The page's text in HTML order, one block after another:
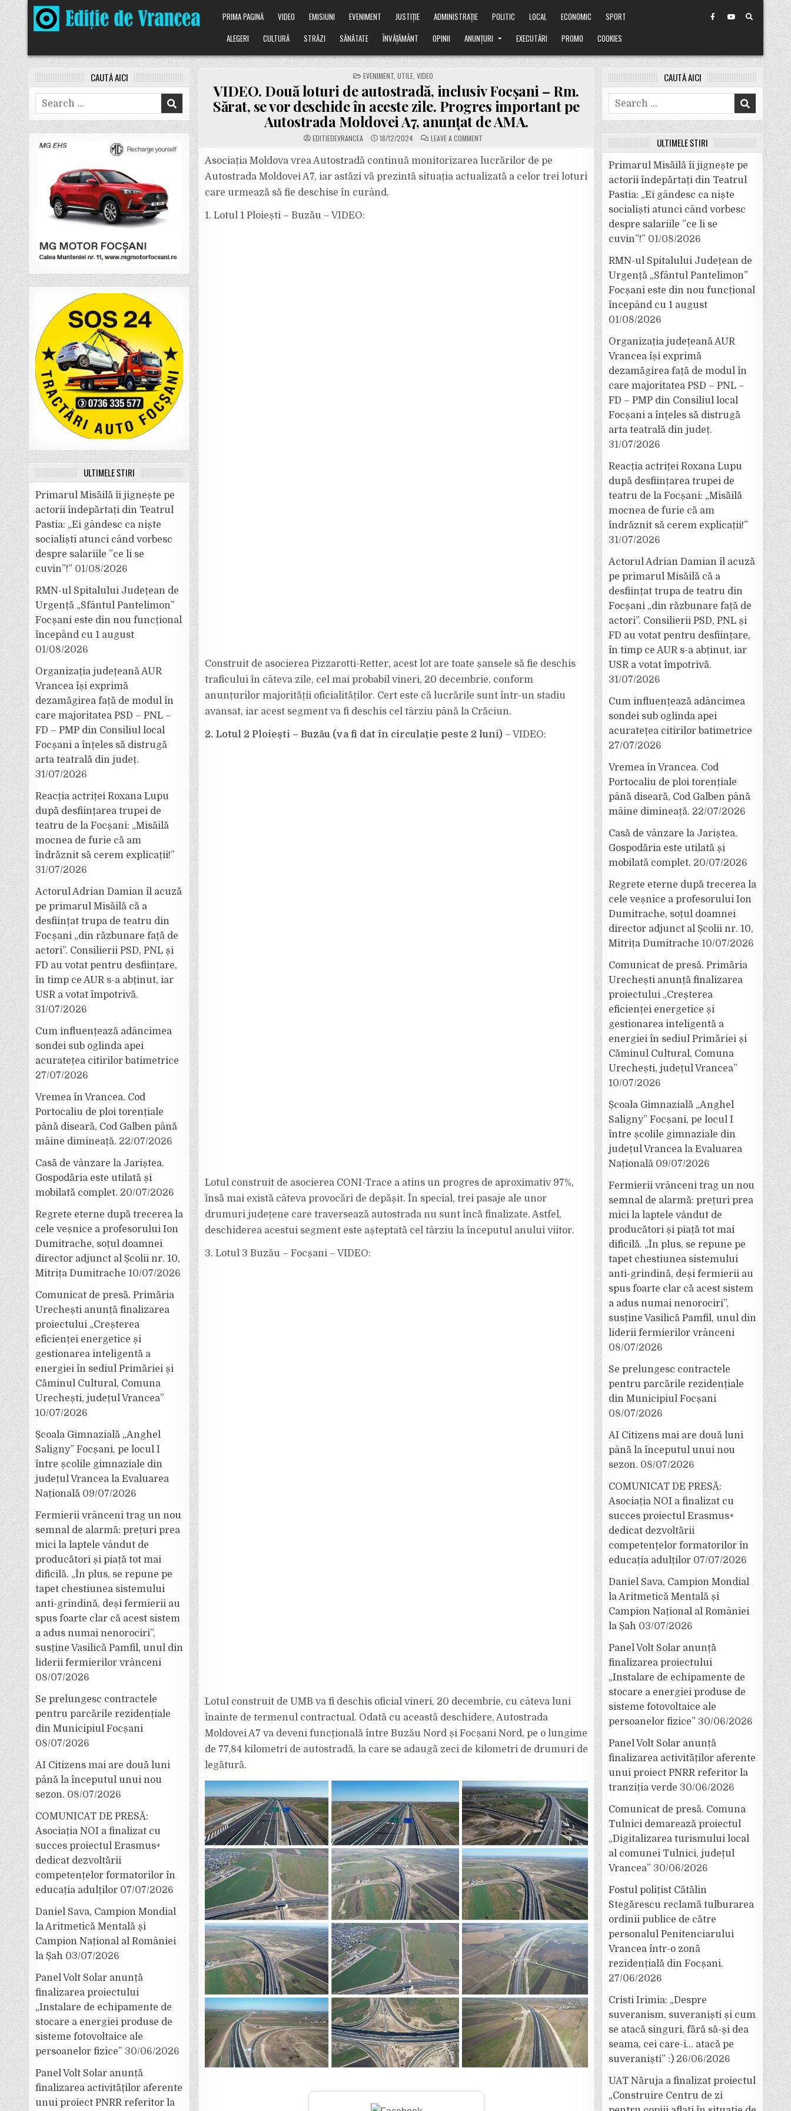
Skip
to
content
PRIMA PAGINĂ VIDEO EMISIUNI EVENIMENT JUSTIȚIE ADMINISTRAȚIE POLITIC LOCAL ECONOMIC
SPORT
ALEGERI
CULTURĂ STRĂZI SĂNĂTATE ÎNVĂȚĂMÂNT OPINII ANUNȚURI EXECUTĂRI PROMO COOKIES
POSTED
IN
EVENIMENT ,UTILE ,VIDEO
VIDEO. Două loturi de autostradă, inclusiv Focșani – Rm.
Sărat, se vor deschide în aceste zile. Progres important pe
Autostrada Moldovei A7, anunțat de AMA.
EDITIEDEVRANCEA 18/12/2024 LEAVE A COMMENT
VIDEO.
LOTURI
DE
AUTOSTRADĂ,
INCLUSIV
Asociația Moldova vrea Autostradă continuă monitorizarea lucrărilor de pe
Autostrada Moldovei A7, iar astăzi vă prezintă situația actualizată a celor trei loturi
care urmează să fie deschise în curând.
1. Lotul 1 Ploiești – Buzău – VIDEO:
Construit de asocierea Pizzarotti-Retter, acest lot are toate șansele să fie deschis
traficului în câteva zile, cel mai probabil vineri, 20 decembrie, conform
anunțurilor majorității oficialităților. Cert este că lucrările sunt într-un stadiu
avansat, iar acest segment va fi deschis cel târziu până la Crăciun.
2. Lotul 2 Ploiești – Buzău (va fi dat în circulație peste 2 luni)– VIDEO:
Lotul construit de asocierea CONI-Trace a atins un progres de aproximativ 97%,
însă mai există câteva provocări de depășit. În special, trei pasaje ale unor
drumuri județene care traversează autostrada nu sunt încă finalizate. Astfel,
deschiderea acestui segment este așteptată cel târziu la începutul anului viitor.
3. Lotul 3 Buzău – Focșani – VIDEO:
Lotul construit de UMB va fi deschis oficial vineri, 20 decembrie, cu câteva luni
înainte de termenul contractual. Odată cu această deschidere, Autostrada
Moldovei A7 va deveni funcțională între Buzău Nord și Focșani Nord, pe o lungime
de 77,84 kilometri de autostradă, la care se adaugă zeci de kilometri de drumuri de
legătură.
CAUTĂ AICI
Search
for:
ULTIMELE ȘTIRI
Primarul Misăilă îi jignește pe
actorii îndepărtați din Teatrul
Pastia: „Ei gândesc ca niște
socialiști atunci când vorbesc
despre salariile ”ce li se
cuvin”!” 01/08/2026
RMN-ul Spitalului Județean de
Urgență „Sfântul Pantelimon”
Focșani este din nou funcțional
începând cu 1 august
01/08/2026
Organizația județeană AUR
Vrancea își exprimă
dezamăgirea față de modul în
care majoritatea PSD – PNL –
FD – PMP din Consiliul local
Focșani a înțeles să distrugă
arta teatrală din județ.
31/07/2026
Reacția actriței Roxana Lupu
după desființarea trupei de
teatru de la Focșani: „Misăilă
mocnea de furie că am
îndrăznit să cerem explicații!”
31/07/2026
Actorul Adrian Damian îl acuză
pe primarul Misăilă că a
desființat trupa de teatru din
Focșani „din răzbunare față de
actori”. Consilierii PSD, PNL și
FD au votat pentru desființare,
în timp ce AUR s-a abținut, iar
USR a votat împotrivă.
31/07/2026
Cum influențează adâncimea
sondei sub oglinda apei
acuratețea citirilor batimetrice
27/07/2026
Vremea în Vrancea. Cod
Portocaliu de ploi torențiale
până diseară, Cod Galben până
mâine dimineață. 22/07/2026
Casă de vânzare la Jariștea.
Gospodăria este utilată și
mobilată complet. 20/07/2026
Regrete eterne după trecerea la
cele veșnice a profesorului Ion
Dumitrache, soțul doamnei
director adjunct al Școlii nr. 10,
Mitrița Dumitrache 10/07/2026
Comunicat de presă. Primăria
Urechești anunță finalizarea
proiectului „Creșterea
eficienței energetice și
gestionarea inteligentă a
energiei în sediul Primăriei și
Căminul Cultural, Comuna
Urechești, județul Vrancea”
10/07/2026
Școala Gimnazială „Anghel
Saligny” Focșani, pe locul I
între școlile gimnaziale din
județul Vrancea la Evaluarea
Națională 09/07/2026
Fermierii vrânceni trag un nou
semnal de alarmă: prețuri prea
mici la laptele vândut de
producători și piață tot mai
dificilă. „În plus, se repune pe
tapet chestiunea sistemului
anti-grindină, deși fermierii au
spus foarte clar că acest sistem
a adus numai nenorociri”,
susține Vasilică Pamfil, unul din
liderii fermierilor vrânceni
08/07/2026
Se prelungesc contractele
pentru parcările rezidențiale
din Municipiul Focșani
08/07/2026
AI Citizens mai are două luni
până la începutul unui nou
sezon. 08/07/2026
COMUNICAT DE PRESĂ:
Asociația NOI a finalizat cu
succes proiectul Erasmus+
dedicat dezvoltării
competențelor formatorilor în
educația adulților 07/07/2026
Daniel Sava, Campion Mondial
la Aritmetică Mentală și
Campion Național al României
la Șah 03/07/2026
Panel Volt Solar anunță
finalizarea proiectului
„Instalare de echipamente de
stocare a energiei produse de
sisteme fotovoltaice ale
persoanelor fizice” 30/06/2026
Panel Volt Solar anunță
finalizarea activităților aferente
unui proiect PNRR referitor la
CAUTĂ AICI
Search
for:
ULTIMELE ȘTIRI
Primarul Misăilă îi jignește pe
actorii îndepărtați din Teatrul
Pastia: „Ei gândesc ca niște
socialiști atunci când vorbesc
despre salariile ”ce li se
cuvin”!” 01/08/2026
RMN-ul Spitalului Județean de
Urgență „Sfântul Pantelimon”
Focșani este din nou funcțional
începând cu 1 august
01/08/2026
Organizația județeană AUR
Vrancea își exprimă
dezamăgirea față de modul în
care majoritatea PSD – PNL –
FD – PMP din Consiliul local
Focșani a înțeles să distrugă
arta teatrală din județ.
31/07/2026
Reacția actriței Roxana Lupu
după desființarea trupei de
teatru de la Focșani: „Misăilă
mocnea de furie că am
îndrăznit să cerem explicații!”
31/07/2026
Actorul Adrian Damian îl acuză
pe primarul Misăilă că a
desființat trupa de teatru din
Focșani „din răzbunare față de
actori”. Consilierii PSD, PNL și
FD au votat pentru desființare,
în timp ce AUR s-a abținut, iar
USR a votat împotrivă.
31/07/2026
Cum influențează adâncimea
sondei sub oglinda apei
acuratețea citirilor batimetrice
27/07/2026
Vremea în Vrancea. Cod
Portocaliu de ploi torențiale
până diseară, Cod Galben până
mâine dimineață. 22/07/2026
Casă de vânzare la Jariștea.
Gospodăria este utilată și
mobilată complet. 20/07/2026
Regrete eterne după trecerea la
cele veșnice a profesorului Ion
Dumitrache, soțul doamnei
director adjunct al Școlii nr. 10,
Mitrița Dumitrache 10/07/2026
Comunicat de presă. Primăria
Urechești anunță finalizarea
proiectului „Creșterea
eficienței energetice și
gestionarea inteligentă a
energiei în sediul Primăriei și
Căminul Cultural, Comuna
Urechești, județul Vrancea”
10/07/2026
Școala Gimnazială „Anghel
Saligny” Focșani, pe locul I
între școlile gimnaziale din
județul Vrancea la Evaluarea
Națională 09/07/2026
Fermierii vrânceni trag un nou
semnal de alarmă: prețuri prea
mici la laptele vândut de
producători și piață tot mai
dificilă. „În plus, se repune pe
tapet chestiunea sistemului
anti-grindină, deși fermierii au
spus foarte clar că acest sistem
a adus numai nenorociri”,
susține Vasilică Pamfil, unul din
liderii fermierilor vrânceni
08/07/2026
Se prelungesc contractele
pentru parcările rezidențiale
din Municipiul Focșani
08/07/2026
AI Citizens mai are două luni
până la începutul unui nou
sezon. 08/07/2026
COMUNICAT DE PRESĂ:
Asociația NOI a finalizat cu
succes proiectul Erasmus+
dedicat dezvoltării
competențelor formatorilor în
educația adulților 07/07/2026
Daniel Sava, Campion Mondial
la Aritmetică Mentală și
Campion Național al României
la Șah 03/07/2026
Panel Volt Solar anunță
finalizarea proiectului
„Instalare de echipamente de
stocare a energiei produse de
sisteme fotovoltaice ale
persoanelor fizice” 30/06/2026
Panel Volt Solar anunță
finalizarea activităților aferente
unui proiect PNRR referitor la
tranziția verde 30/06/2026
Comunicat de presă. Comuna
Tulnici demarează proiectul
„Digitalizarea turismului local
al comunei Tulnici, județul
Vrancea” 30/06/2026
Fostul polițist Cătălin
Stegărescu reclamă tulburarea
ordinii publice de către
personalul Penitenciarului
Vrancea într-o zonă
rezidențială din Focșani.
27/06/2026
Cristi Irimia: „Despre
suveranism, suveraniști și cum
se atacă singuri, fără să-și dea
seama, cei care-i… atacă pe
suveraniști” :) 26/06/2026
UAT Năruja a finalizat proiectul
„Construire Centru de zi